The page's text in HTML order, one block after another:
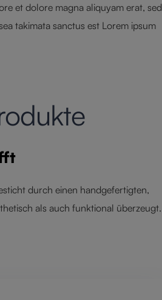
et dolore magna aliquyam erat, sed
takimata sanctus est Lorem ipsum
durch einen handgefertigten,
als auch funktional überzeugt.